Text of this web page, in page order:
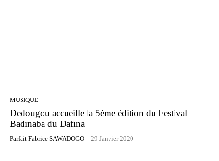
MUSIQUE
Dedougou accueille la 5ème édition du Festival
Badinaba du Dafina
Parfait Fabrice SAWADOGO - 29 Janvier 2020